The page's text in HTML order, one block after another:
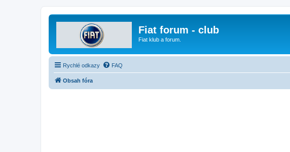
Fiat forum - club
Fiat klub a forum.
Rychlé odkazy FAQ
Obsah fóra